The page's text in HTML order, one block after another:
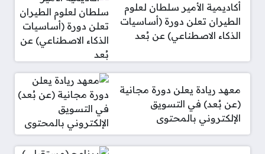
أكاديمية الأمير سلطان لعلوم
الطيران تعلن دورة (أساسيات
الذكاء الاصطناعي) عن بُعد
معهد ريادة يعلن دورة مجانية
(عن بُعد) في التسويق
الإلكتروني بالمحتوى